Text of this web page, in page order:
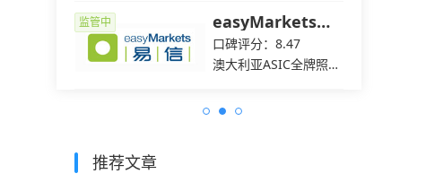
监管中
easyMarkets易
信
口碑评分：8.47
澳大利亚ASIC全牌照
推荐文章